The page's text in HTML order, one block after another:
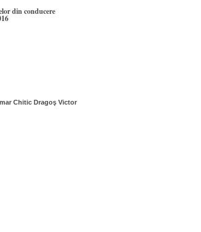
din conducere
Chitic Dragoş Victor